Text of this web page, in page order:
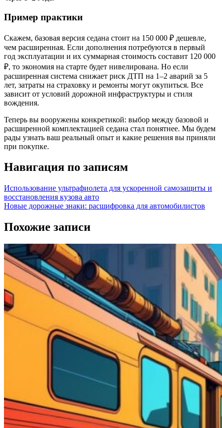
Пример практики
Скажем, базовая версия седана стоит на 150 000 ₽ дешевле,
чем расширенная. Если дополнения потребуются в первый
год эксплуатации и их суммарная стоимость составит 120 000
₽, то экономия на старте будет нивелирована. Но если
расширенная система снижает риск ДТП на 1–2 аварий за 5
лет, затраты на страховку и ремонты могут окупиться. Все
зависит от условий дорожной инфраструктуры и стиля
вождения.
Теперь вы вооружены конкретикой: выбор между базовой и
расширенной комплектацией седана стал понятнее. Мы будем
рады узнать ваш реальный опыт и какие решения вы приняли
при покупке.
Навигация по записям
Использование ультрафиолета для ускоренной самозащиты и
восстановления кузова авто
Новые дорожные знаки: расшифровка для автомобилистов
Похожие записи